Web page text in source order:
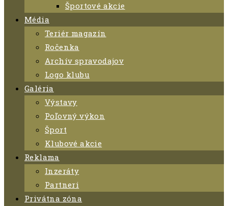
Športové akcie
Média
Teriér magazín
Ročenka
Archív spravodajov
Logo klubu
Galéria
Výstavy
Poľovný výkon
Šport
Klubové akcie
Reklama
Inzeráty
Partneri
Privátna zóna